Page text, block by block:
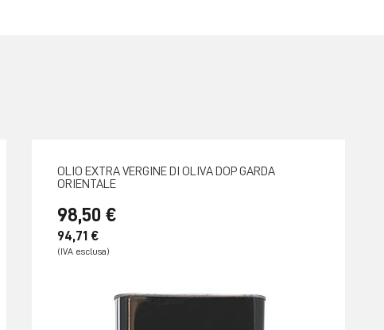
OLIO EXTRA VERGINE DI OLIVA DOP GARDA
ORIENTALE
98,50 €
94,71 €